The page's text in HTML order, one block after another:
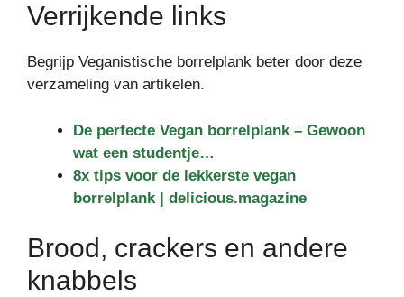
Verrijkende links
Begrijp Veganistische borrelplank beter door deze
verzameling van artikelen.
De perfecte Vegan borrelplank – Gewoon
wat een studentje…
8x tips voor de lekkerste vegan
borrelplank | delicious.magazine
Brood, crackers en andere
knabbels